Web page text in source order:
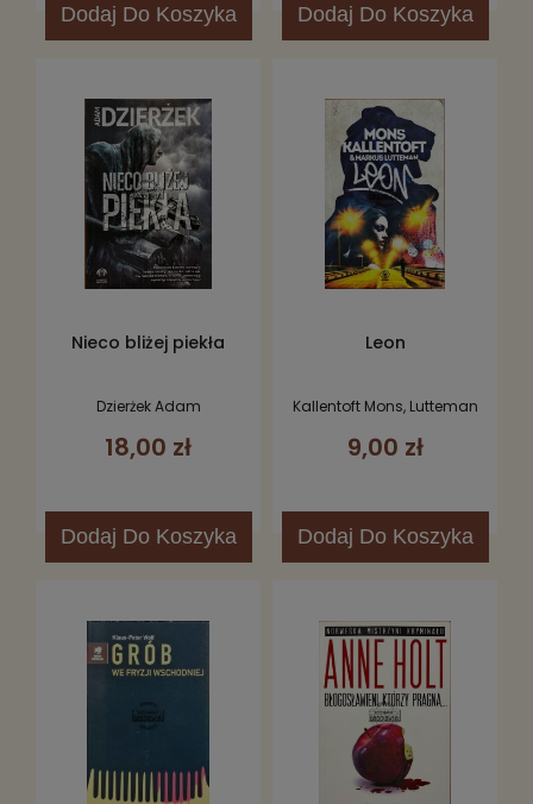
Dodaj Do Koszyka Dodaj Do Koszyka
Nieco bliżej piekła
Dzierżek Adam
18,00 zł
Dodaj Do Koszyka
Leon
Kallentoft Mons, Lutteman
9,00 zł
Dodaj Do Koszyka